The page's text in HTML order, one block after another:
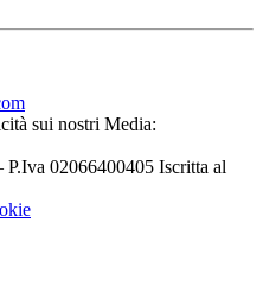
sui nostri Media:
02066400405 Iscritta al